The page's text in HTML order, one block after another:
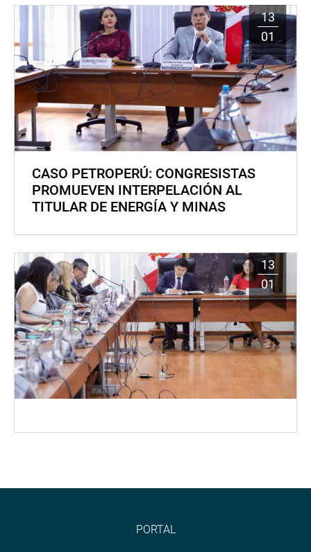
13
01
CASO PETROPERÚ: CONGRESISTAS
PROMUEVEN INTERPELACIÓN AL
TITULAR DE ENERGÍA Y MINAS
13
01
PORTAL